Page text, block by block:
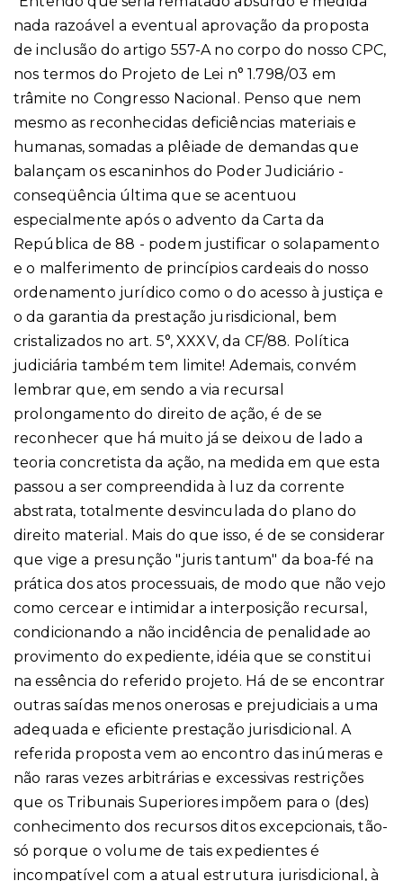
nada razoável a eventual aprovação da proposta
de inclusão do artigo 557-A no corpo do nosso CPC,
nos termos do Projeto de Lei n° 1.798/03 em
trâmite no Congresso Nacional. Penso que nem
mesmo as reconhecidas deficiências materiais e
humanas, somadas a plêiade de demandas que
balançam os escaninhos do Poder Judiciário -
conseqüência última que se acentuou
especialmente após o advento da Carta da
República de 88 - podem justificar o solapamento
e o malferimento de princípios cardeais do nosso
ordenamento jurídico como o do acesso à justiça e
o da garantia da prestação jurisdicional, bem
cristalizados no art. 5°, XXXV, da CF/88. Política
judiciária também tem limite! Ademais, convém
lembrar que, em sendo a via recursal
prolongamento do direito de ação, é de se
reconhecer que há muito já se deixou de lado a
teoria concretista da ação, na medida em que esta
passou a ser compreendida à luz da corrente
abstrata, totalmente desvinculada do plano do
direito material. Mais do que isso, é de se considerar
que vige a presunção "juris tantum" da boa-fé na
prática dos atos processuais, de modo que não vejo
como cercear e intimidar a interposição recursal,
condicionando a não incidência de penalidade ao
provimento do expediente, idéia que se constitui
na essência do referido projeto. Há de se encontrar
outras saídas menos onerosas e prejudiciais a uma
adequada e eficiente prestação jurisdicional. A
referida proposta vem ao encontro das inúmeras e
não raras vezes arbitrárias e excessivas restrições
que os Tribunais Superiores impõem para o (des)
conhecimento dos recursos ditos excepcionais, tão-
só porque o volume de tais expedientes é
incompatível com a atual estrutura jurisdicional, à